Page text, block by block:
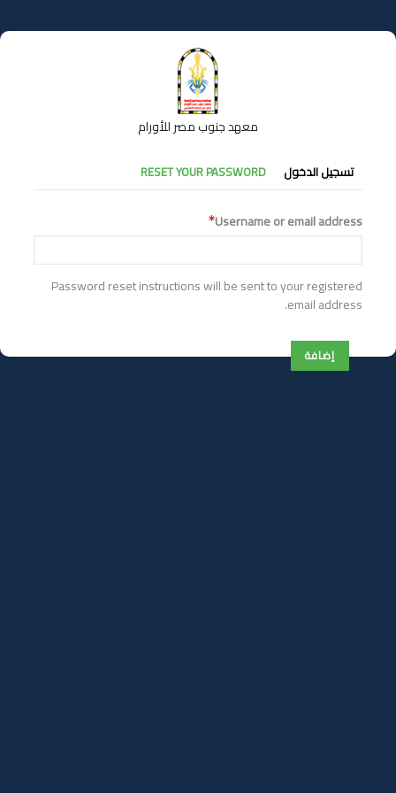
إلى
المحتوى
معهد جنوب مصر للأورام
التبويبات
الأساسية
تسجيل الدخول RESET YOUR PASSWORD
Username or email address
Password reset instructions will be sent to your registered
email address.